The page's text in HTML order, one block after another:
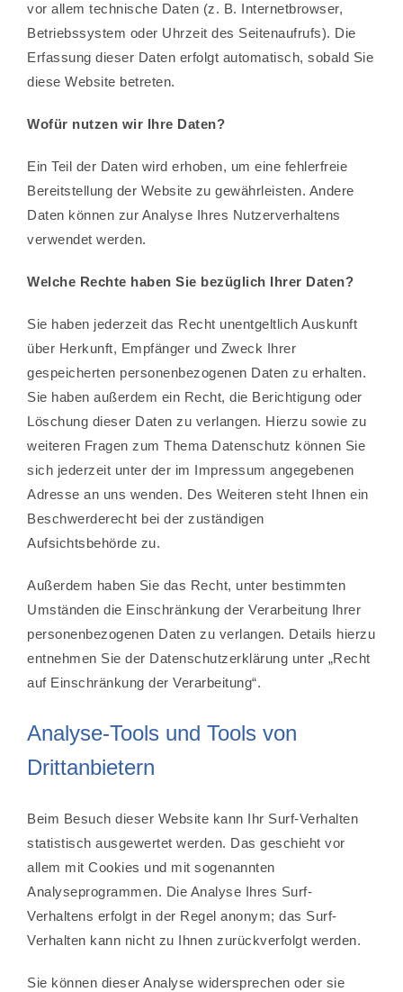
vor allem technische Daten (z. B. Internetbrowser,
Betriebssystem oder Uhrzeit des Seitenaufrufs). Die
Erfassung dieser Daten erfolgt automatisch, sobald Sie
diese Website betreten.
Wofür nutzen wir Ihre Daten?
Ein Teil der Daten wird erhoben, um eine fehlerfreie
Bereitstellung der Website zu gewährleisten. Andere
Daten können zur Analyse Ihres Nutzerverhaltens
verwendet werden.
Welche Rechte haben Sie bezüglich Ihrer Daten?
Sie haben jederzeit das Recht unentgeltlich Auskunft
über Herkunft, Empfänger und Zweck Ihrer
gespeicherten personenbezogenen Daten zu erhalten.
Sie haben außerdem ein Recht, die Berichtigung oder
Löschung dieser Daten zu verlangen. Hierzu sowie zu
weiteren Fragen zum Thema Datenschutz können Sie
sich jederzeit unter der im Impressum angegebenen
Adresse an uns wenden. Des Weiteren steht Ihnen ein
Beschwerderecht bei der zuständigen
Aufsichtsbehörde zu.
Außerdem haben Sie das Recht, unter bestimmten
Umständen die Einschränkung der Verarbeitung Ihrer
personenbezogenen Daten zu verlangen. Details hierzu
entnehmen Sie der Datenschutzerklärung unter „Recht
auf Einschränkung der Verarbeitung“.
Analyse-Tools und Tools von
Drittanbietern
Beim Besuch dieser Website kann Ihr Surf-Verhalten
statistisch ausgewertet werden. Das geschieht vor
allem mit Cookies und mit sogenannten
Analyseprogrammen. Die Analyse Ihres Surf-
Verhaltens erfolgt in der Regel anonym; das Surf-
Verhalten kann nicht zu Ihnen zurückverfolgt werden.
Sie können dieser Analyse widersprechen oder sie